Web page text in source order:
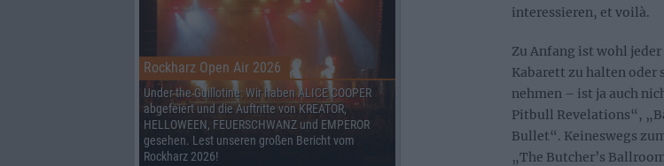
interessieren, et voilà.
Zu Anfang ist wohl
Kabarett zu halten oder
nehmen – ist ja auch
Pitbull Revelations“,
Bullet“. Keineswegs
„The Butcher’s
Rockharz Open Air 2026
Under the Guillotine: Wir haben ALICE COOPER
abgefeiert und die Auftritte von KREATOR,
HELLOWEEN, FEUERSCHWANZ und EMPEROR
gesehen. Lest unseren großen Bericht vom
Rockharz 2026!